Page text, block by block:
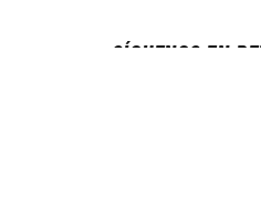
SÍGUENOS EN